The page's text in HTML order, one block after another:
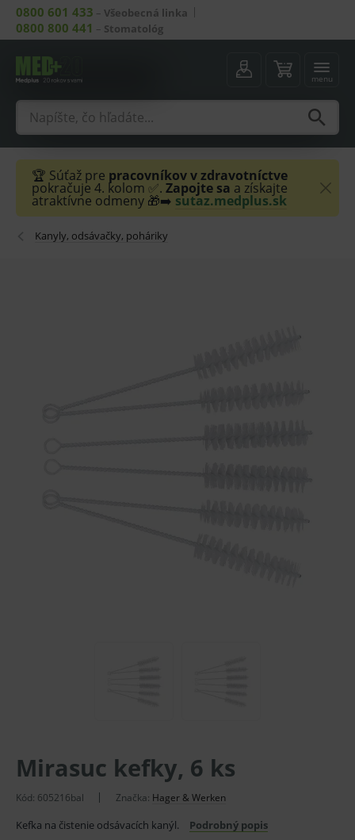
0800 601 433 – Všeobecná linka
0800 800 441 – Stomatológ
menu
🏆 Súťaž pre pracovníkov v zdravotníctve
pokračuje 4. kolom ✅. Zapojte sa a získajte
atraktívne odmeny 🎁➡️ sutaz.medplus.sk
Kanyly, odsávačky, poháriky
Mirasuc kefky, 6 ks
Kód: 605216bal Značka: Hager & Werken
Kefka na čistenie odsávacích kanýl. Podrobný popis